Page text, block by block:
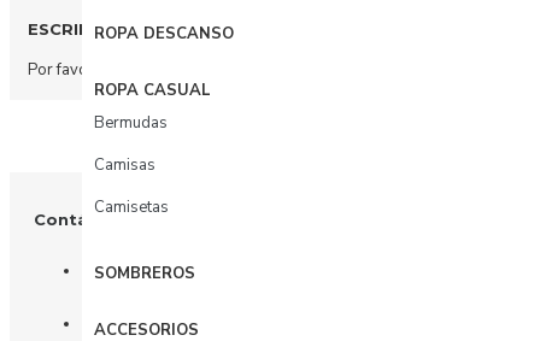
ROPA DESCANSO
ROPA CASUAL
Bermudas
Camisas
Camisetas
SOMBREROS
ACCESORIOS
ESCRIBIR COMENTARIO
Por favor
Contáctenos
+57 3003156617
Tienda: Calle 81 # 11 - 31